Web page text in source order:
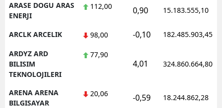
ARASE DOGU ARAS
ENERJI
112,00 0,90 15.183.555,10
ARCLK ARCELIK 98,00 -0,10 182.485.903,45
ARDYZ ARD
BILISIM
TEKNOLOJILERI
77,90
4,01 324.860.664,80
ARENA ARENA
BILGISAYAR
20,06 -0,59 18.244.862,28